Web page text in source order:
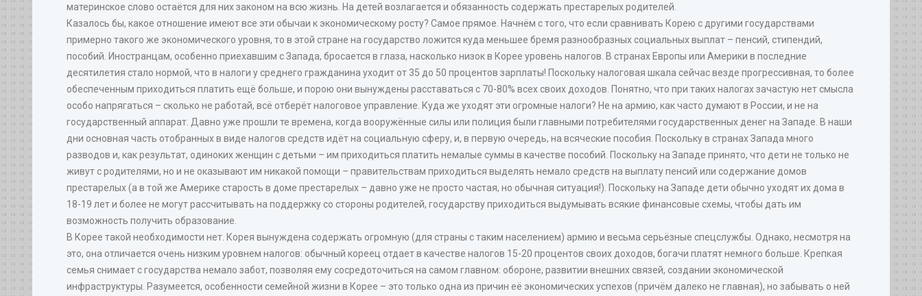
материнское слово остаётся для них законом на всю жизнь. На детей возлагается и обязанность содержать престарелых родителей.
Казалось бы, какое отношение имеют все эти обычаи к экономическому росту? Самое прямое. Начнём с того, что если сравнивать Корею с другими государствами
примерно такого же экономического уровня, то в этой стране на государство ложится куда меньшее бремя разнообразных социальных выплат – пенсий, стипендий,
пособий. Иностранцам, особенно приехавшим с Запада, бросается в глаза, насколько низок в Корее уровень налогов. В странах Европы или Америки в последние
десятилетия стало нормой, что в налоги у среднего гражданина уходит от 35 до 50 процентов зарплаты! Поскольку налоговая шкала сейчас везде прогрессивная, то более
обеспеченным приходиться платить ещё больше, и порою они вынуждены расставаться с 70-80% всех своих доходов. Понятно, что при таких налогах зачастую нет смысла
особо напрягаться – сколько не работай, всё отберёт налоговое управление. Куда же уходят эти огромные налоги? Не на армию, как часто думают в России, и не на
государственный аппарат. Давно уже прошли те времена, когда вооружённые силы или полиция были главными потребителями государственных денег на Западе. В наши
дни основная часть отобранных в виде налогов средств идёт на социальную сферу, и, в первую очередь, на всяческие пособия. Поскольку в странах Запада много
разводов и, как результат, одиноких женщин с детьми – им приходиться платить немалые суммы в качестве пособий. Поскольку на Западе принято, что дети не только не
живут с родителями, но и не оказывают им никакой помощи – правительствам приходиться выделять немало средств на выплату пенсий или содержание домов
престарелых (а в той же Америке старость в доме престарелых – давно уже не просто частая, но обычная ситуация!). Поскольку на Западе дети обычно уходят их дома в
18-19 лет и более не могут рассчитывать на поддержку со стороны родителей, государству приходиться выдумывать всякие финансовые схемы, чтобы дать им
возможность получить образование.
В Корее такой необходимости нет. Корея вынуждена содержать огромную (для страны с таким населением) армию и весьма серьёзные спецслужбы. Однако, несмотря на
это, она отличается очень низким уровнем налогов: обычный кореец отдает в качестве налогов 15-20 процентов своих доходов, богачи платят немного больше. Крепкая
семья снимает с государства немало забот, позволяя ему сосредоточиться на самом главном: обороне, развитии внешних связей, создании экономической
инфраструктуры. Разумеется, особенности семейной жизни в Корее – это только одна из причин её экономических успехов (причём далеко не главная), но забывать о ней